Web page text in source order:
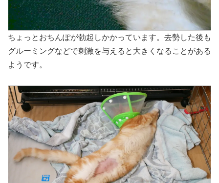
ちょっとおちんぽが勃起しかかっています。去勢した後も
グルーミングなどで刺激を与えると大きくなることがある
ようです。